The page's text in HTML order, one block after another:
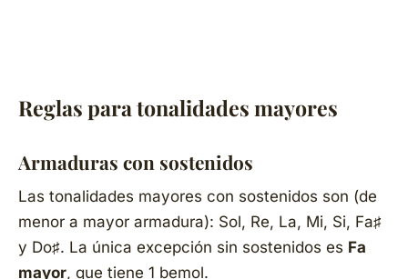
Reglas para tonalidades mayores
Armaduras con sostenidos
Las tonalidades mayores con sostenidos son (de
menor a mayor armadura): Sol, Re, La, Mi, Si, Fa♯
y Do♯. La única excepción sin sostenidos es Fa
mayor, que tiene 1 bemol.